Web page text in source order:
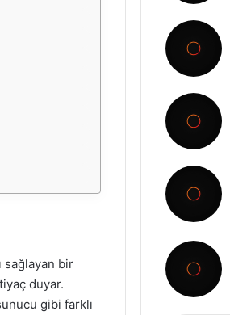
sağlayan bir
duyar.
gibi farklı